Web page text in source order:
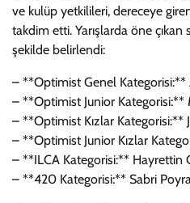
ve kulüp yetkilileri, dereceye
takdim etti. Yarışlarda öne
şekilde belirlendi:
– **Optimist Genel
– **Optimist Junior Kategorisi:**
– **Optimist Kızlar Kategorisi:**
– **Optimist Junior Kızlar
– **ILCA Kategorisi:** Hayrettin
– **420 Kategorisi:** Sabri